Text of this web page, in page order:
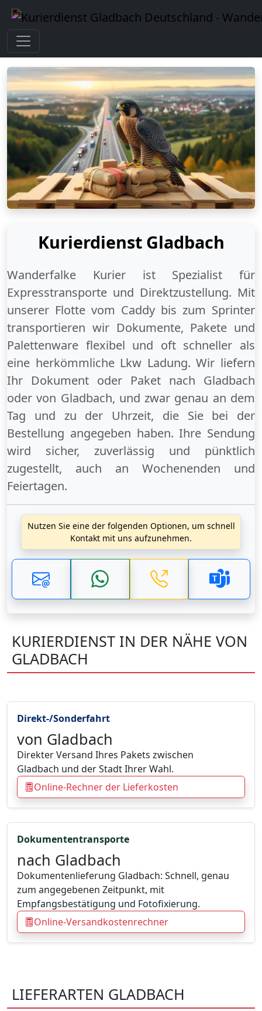
Kurierdienst Gladbach
Wanderfalke Kurier ist Spezialist für
Expresstransporte und Direktzustellung. Mit
unserer Flotte vom Caddy bis zum Sprinter
transportieren wir Dokumente, Pakete und
Palettenware flexibel und oft schneller als
eine herkömmliche Lkw Ladung. Wir liefern
Ihr Dokument oder Paket nach Gladbach
odervon Gladbach, und zwar genau an dem
Tag und zu der Uhrzeit, die Sie bei der
Bestellung angegeben haben. Ihre Sendung
wird sicher, zuverlässig und pünktlich
zugestellt, auch an Wochenenden und
Feiertagen.
Nutzen Sie eine der folgenden Optionen, um schnell
Kontakt mit uns aufzunehmen.
KURIERDIENST IN DER NÄHE VON
GLADBACH
Direkt-/Sonderfahrt
von Gladbach
Direkter Versand Ihres Pakets zwischen
Gladbach und der Stadt Ihrer Wahl.
Online-Rechner der Lieferkosten
Dokumententransporte
nach Gladbach
Dokumentenlieferung Gladbach: Schnell, genau
zum angegebenen Zeitpunkt, mit
Empfangsbestätigung und Fotofixierung.
Online-Versandkostenrechner
LIEFERARTEN GLADBACH